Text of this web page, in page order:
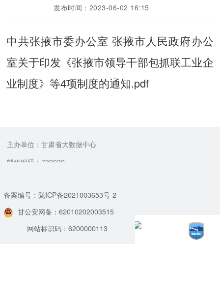
发布时间：2023-06-02 16:15
中共张掖市委办公室 张掖市人民政府办公
室关于印发《张掖市领导干部包抓联工业企
业制度》等4项制度的通知.pdf
主办单位：甘肃省大数据中心
邮政编码：730030
备案编号：陇ICP备2021003653号-2
甘公安网备：62010202003515
网站标识码：6200000113